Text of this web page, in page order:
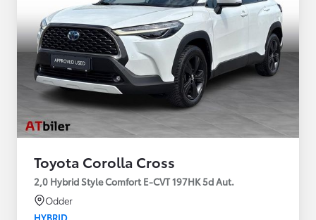
Toyota Corolla Cross
2,0 Hybrid Style Comfort E-CVT 197HK 5d Aut.
Odder
HYBRID